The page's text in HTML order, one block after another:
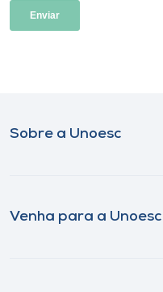
Sobre a Unoesc
Venha para a Unoesc